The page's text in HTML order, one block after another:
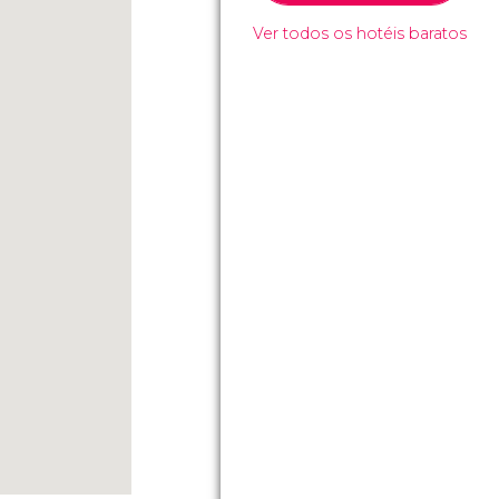
Ver todos os hotéis baratos